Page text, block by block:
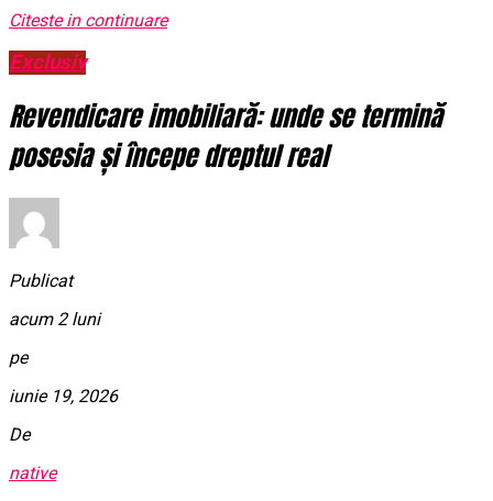
Citeste in continuare
Exclusiv
Revendicare imobiliară: unde se termină
posesia și începe dreptul real
Publicat
acum 2 luni
pe
iunie 19, 2026
De
native